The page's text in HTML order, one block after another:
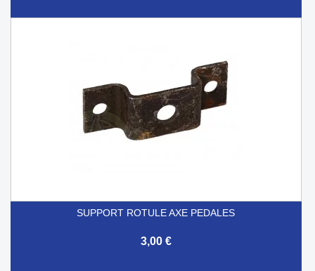
SUPPORT ROTULE AXE PEDALES
3,00 €